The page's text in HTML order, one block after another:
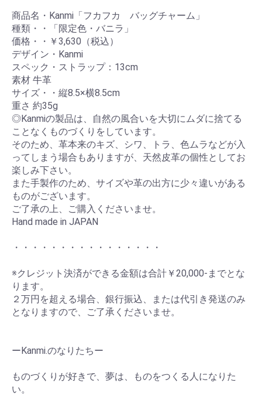
お買い物を続ける カートへ進む
商品名・Kanmi「フカフカ バッグチャーム」
種類・・「限定色・バニラ」
価格・・￥3,630（税込）
デザイン・Kanmi
スペック・ストラップ：13cm
素材 牛革
サイズ・・縦8.5×横8.5cm
重さ 約35g
◎Kanmiの製品は、自然の風合いを大切にムダに捨てる
ことなくものづくりをしています。
そのため、革本来のキズ、シワ、トラ、色ムラなどが入
ってしまう場合もありますが、天然皮革の個性としてお
楽しみ下さい。
また手製作のため、サイズや革の出方に少々違いがある
ものがございます。
ご了承の上、ご購入くださいませ。
Hand made in JAPAN
・・・・・・・・・・・・・・・・
※クレジット決済ができる金額は合計￥20,000-までとな
ります。
２万円を超える場合、銀行振込、または代引き発送のみ
となりますので、ご了承くださいませ。
ーKanmi.のなりたちー
ものづくりが好きで、夢は、ものをつくる人になりた
い。